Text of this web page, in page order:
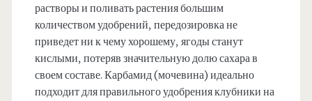
растворы и поливать растения большим
количеством удобрений, передозировка не
приведет ни к чему хорошему, ягоды станут
кислыми, потеряв значительную долю сахара в
своем составе. Карбамид (мочевина) идеально
подходит для правильного удобрения клубники на